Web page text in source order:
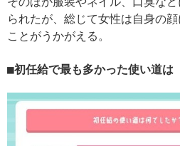
られたが、総じて女性は自身の
ことがうかがえる。
初任給で最も多かった使い道は